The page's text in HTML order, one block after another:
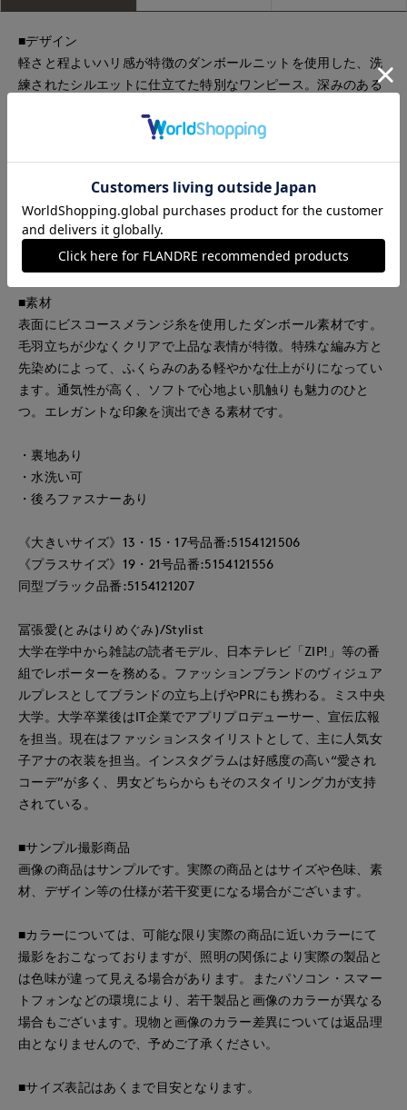
■デザイン
軽さと程よいハリ感が特徴のダンボールニットを使用した、洗
練されたシルエットに仕立てた特別なワンピース。深みのある
で、スポーティーさの中にもエレガントな雰囲気を演出。冨張
した構築的な肩のデザインがモードな印象に。裾にたっぷりと
フレアを入れることで、贅沢で華やかなシルエットに仕上げま
した。洗練された上品さと旬のムードを併せ持つデザインは、
特別なシーンはもちろん、普段のお出かけにもおすすめです。
■素材
表面にビスコースメランジ糸を使用したダンボール素材です。
毛羽立ちが少なくクリアで上品な表情が特徴。特殊な編み方と
先染めによって、ふくらみのある軽やかな仕上がりになってい
ます。通気性が高く、ソフトで心地よい肌触りも魅力のひと
つ。エレガントな印象を演出できる素材です。
・裏地あり
・水洗い可
・後ろファスナーあり
《大きいサイズ》13・15・17号品番:5154121506
《プラスサイズ》19・21号品番:5154121556
同型ブラック品番:5154121207
冨張愛(とみはりめぐみ)/Stylist
大学在学中から雑誌の読者モデル、日本テレビ「ZIP!」等の番
組でレポーターを務める。ファッションブランドのヴィジュア
ルプレスとしてブランドの立ち上げやPRにも携わる。ミス中央
大学。大学卒業後はIT企業でアプリプロデューサー、宣伝広報
を担当。現在はファッションスタイリストとして、主に人気女
子アナの衣装を担当。インスタグラムは好感度の高い“愛され
コーデ”が多く、男女どちらからもそのスタイリング力が支持
されている。
■サンプル撮影商品
画像の商品はサンプルです。実際の商品とはサイズや色味、素
材、デザイン等の仕様が若干変更になる場合がございます。
■カラーについては、可能な限り実際の商品に近いカラーにて
撮影をおこなっておりますが、照明の関係により実際の製品と
は色味が違って見える場合があります。またパソコン・スマー
トフォンなどの環境により、若干製品と画像のカラーが異なる
場合もございます。現物と画像のカラー差異については返品理
由となりませんので、予めご了承ください。
■サイズ表記はあくまで目安となります。